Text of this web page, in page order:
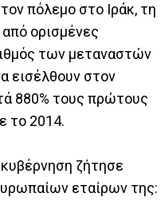
πόλεμο στο Ιράκ, τη
ορισμένες
των μεταναστών
εισέλθουν στον
880% τους πρώτους
το 2014.
κυβέρνηση ζήτησε
εταίρων της: